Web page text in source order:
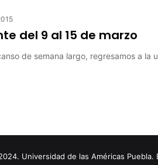
del 9 al 15 de marzo
de semana largo, regresamos a
Universidad de las Américas